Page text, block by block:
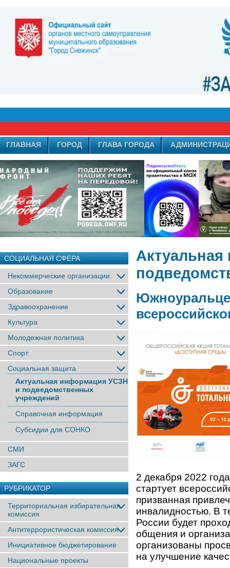
ГЛАВНАЯ ГОРОД ГЛАВА ГОРОДА
СОЦИАЛЬНАЯ СФЕРА
Некоммерческие организации
Образование
Здравоохранение
Культура
Молодежная политика
Спорт
Социальная защита
Актуальная информация УСЗН
и подведомственных
учреждений
Справочная информация
Субсидии для СОНКО
СМИ
ЗАГС
РУБРИКАТОР
Территориальная избирательная
комиссия
Антитеррористическая комиссия
Инициативное бюджетирование
Национальные проекты
2 декабря 2022
стартует
призванная
инвалидностью. В
России будет
общения и
организованы
на улучшение